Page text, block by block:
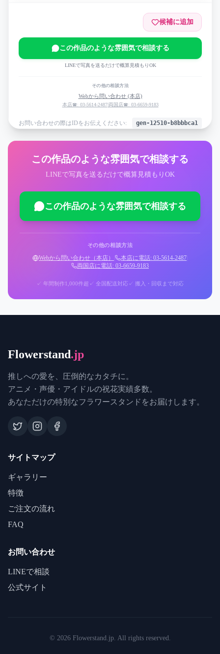
候補に追加
この作品のような雰囲気で相談する
LINEで写真を送るだけで概算見積もりOK
その他の相談方法
Webから問い合わせ (本店)
本店☎: 03-5614-2487|両国店☎: 03-6659-9183
お問い合わせの際はIDをお伝えください: gen-12510-b8bbbca1
この作品のような雰囲気で相談する
LINEで写真を送るだけで概算見積もりOK
この作品のような雰囲気で相談する
その他の相談方法
Webから問い合わせ（本店） 本店に電話: 03-5614-2487
両国店に電話: 03-6659-9183
✓ 年間制作1,000件超 ✓ 全国配送対応 ✓ 搬入・回収まで対応
Flowerstand.jp
推しへの愛を、圧倒的なカタチに。
アニメ・声優・アイドルの祝花実績多数。
あなただけの特別なフラワースタンドをお届けします。
サイトマップ
ギャラリー
特徴
ご注文の流れ
FAQ
お問い合わせ
LINEで相談
公式サイト
© 2026Flowerstand.jp. All rights reserved.